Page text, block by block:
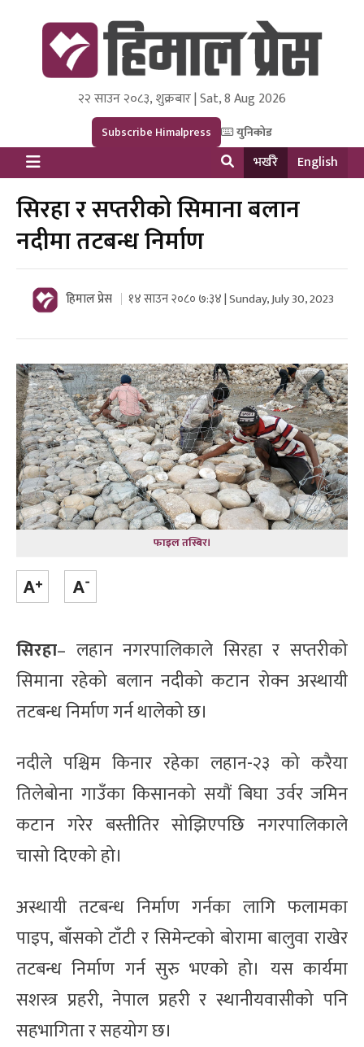
Himal Press
Dot NewsyNepal Media and Research Pvt Ltd.
२२ साउन २०८३, शुक्रबार | Sat, 8 Aug 2026
Subscribe Himalpress युनिकोड
भर्खरै English
सिरहा र सप्तरीको सिमाना बलान
नदीमा तटबन्ध निर्माण
हिमाल प्रेस १४ साउन २०८० ७:३४ | Sunday, July 30, 2023
फाइल तस्बिर।
सिरहा– लहान नगरपालिकाले सिरहा र सप्तरीको
सिमाना रहेको बलान नदीको कटान रोक्न अस्थायी
तटबन्ध निर्माण गर्न थालेको छ।
नदीले पश्चिम किनार रहेका लहान-२३ को करैया
तिलेबोना गाउँका किसानको सयौं बिघा उर्वर जमिन
कटान गरेर बस्तीतिर सोझिएपछि नगरपालिकाले
चासो दिएको हो।
अस्थायी तटबन्ध निर्माण गर्नका लागि फलामका
पाइप, बाँसको टाँटी र सिमेन्टको बोरामा बालुवा राखेर
तटबन्ध निर्माण गर्न सुरु भएको हो। यस कार्यमा
सशस्त्र प्रहरी, नेपाल प्रहरी र स्थानीयवासीको पनि
सहभागिता र सहयोग छ।